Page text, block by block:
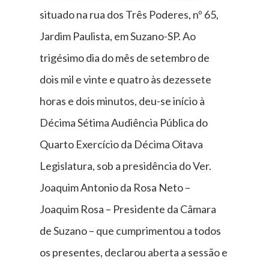
situado na rua dos Três Poderes, nº 65,
Jardim Paulista, em Suzano-SP. Ao
trigésimo dia do mês de setembro de
dois mil e vinte e quatro às dezessete
horas e dois minutos, deu-se início à
Décima Sétima Audiência Pública do
Quarto Exercício da Décima Oitava
Legislatura, sob a presidência do Ver.
Joaquim Antonio da Rosa Neto –
Joaquim Rosa – Presidente da Câmara
de Suzano – que cumprimentou a todos
os presentes, declarou aberta a sessão e